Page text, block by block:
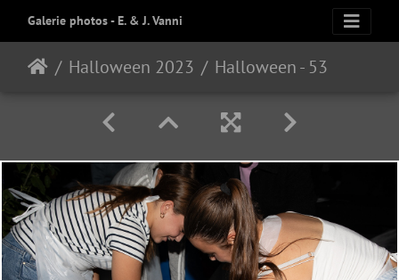
Galerie photos - E. & J. Vanni
Halloween 2023 Halloween - 53